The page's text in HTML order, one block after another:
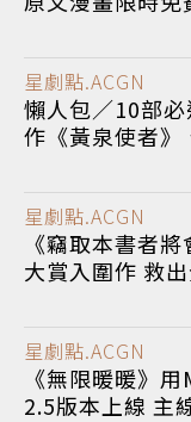
星劇點.ACGN
懶人包／10部
作《黃泉使者》
星劇點.ACGN
《竊取本書者
大賞入圍作 救
星劇點.ACGN
《無限暖暖》用
2.5版本上線 主